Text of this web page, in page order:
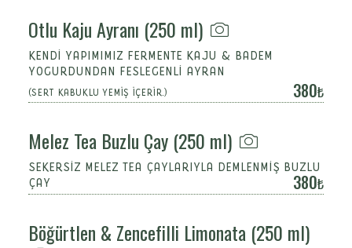
Otlu Kaju Ayranı (250 ml)
KENDİ YAPIMIMIZ FERMENTE KAJU & BADEM
YOGURDUNDAN FESLEGENLİ AYRAN
(SERT KABUKLU YEMİŞ İÇERİR.) 380
Melez Tea Buzlu Çay (250 ml)
SEKERSİZ MELEZ TEA ÇAYLARIYLA DEMLENMİŞ BUZLU
ÇAY
380
Böğürtlen & Zencefilli Limonata (250 ml)